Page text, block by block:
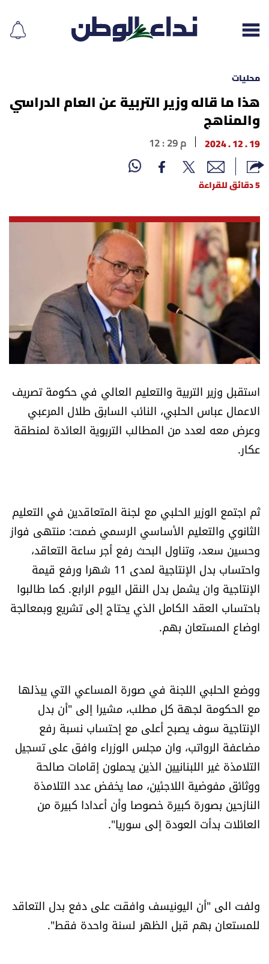
إقرأ الجريدة
لبنان
الغلاف
نداء اليوم
محليات
أسرار
متفرقات
نداء القرّاء
كتّابنا
تحت المجهر
اقتصاد
العالم
الصحافة الإسرائيلية
ثقافة وفنون
اقرأ تضحك
كاميرا
سجالات
صحّة وصحن
الرياضة
للتاريخ
محليات
هذا ما قاله وزير التربية عن العام الدراسي
والمناهج
19 . 12 . 2024 12 : 29 م
5 دقائق للقراءة
استقبل وزير التربية والتعليم العالي في حكومة تصريف
الاعمال عباس الحلبي، النائب السابق طلال المرعبي
وعرض معه لعدد من المطالب التربوية العائدة لمنطقة
عكار.
ثم اجتمع الوزير الحلبي مع لجنة المتعاقدين في التعليم
الثانوي والتعليم الأساسي الرسمي ضمت: منتهى فواز
وحسين سعد، وتناول البحث رفع أجر ساعة التعاقد،
واحتساب بدل الإنتاجية لمدى 11 شهرا ورفع قيمة
الإنتاجية وان يشمل بدل النقل اليوم الرابع. كما طالبوا
باحتساب العقد الكامل الذي يحتاج إلى تشريع وبمعالجة
اوضاع المستعان بهم.
ووضع الحلبي اللجنة في صورة المساعي التي يبذلها
مع الحكومة لجهة كل مطلب، مشيرا إلى "أن بدل
الإنتاجية سوف يصبح أعلى مع إحتساب نسبة رفع
مضاعفة الرواتب، وان مجلس الوزراء وافق على تسجيل
التلامذة غير اللبنانيين الذين يحملون إقامات صالحة
ووثائق مفوضية اللاجئين، مما يخفض عدد التلامذة
النازحين بصورة كبيرة خصوصا وأن أعدادا كبيرة من
العائلات بدأت العودة إلى سوريا".
ولفت الى "أن اليونيسف وافقت على دفع بدل التعاقد
للمستعان بهم قبل الظهر لسنة واحدة فقط".